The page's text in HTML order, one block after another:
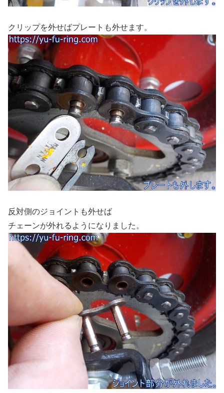
クリップを外せばプレートも外せます。
反対側のジョイントも外せば
チェーンが外れるようになりました。